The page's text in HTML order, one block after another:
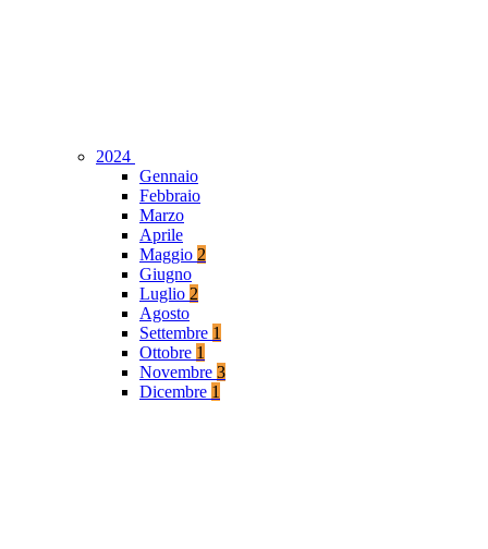
2024
Gennaio
Febbraio
Marzo
Aprile
Maggio 2
Giugno
Luglio 2
Agosto
Settembre 1
Ottobre 1
Novembre 3
Dicembre 1